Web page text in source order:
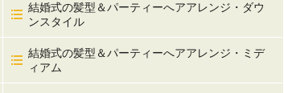
結婚式の髪型＆パーティーへアアレンジ・ダウ
ンスタイル
結婚式の髪型＆パーティーへアアレンジ・ミデ
ィアム